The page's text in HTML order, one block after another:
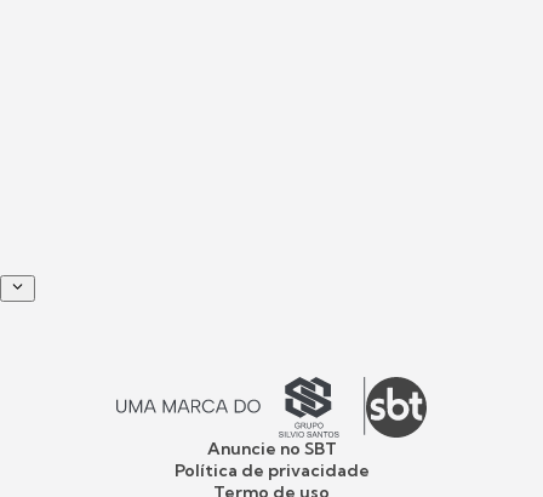
Anuncie no SBT
Política de privacidade
Termo de uso